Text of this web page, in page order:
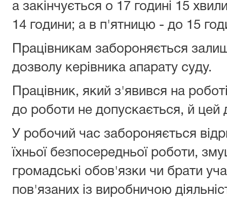
а закінчується о 17 годині 15
14 години; а в п'ятницю - до 15
Працівникам забороняється
дозволу керівника апарату суду.
Працівник, який з'явився на
до роботи не допускається, й
У робочий час забороняється
їхньої безпосередньої роботи,
громадські обов'язки чи брати
пов'язаних із виробничою